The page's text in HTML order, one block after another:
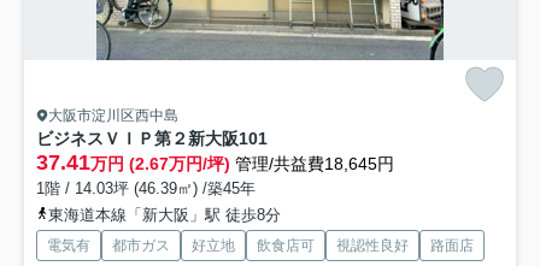
大阪市淀川区西中島
ビジネスＶＩＰ第２新大阪101
37.41万円 (2.67万円/坪) 管理/共益費18,645円
1階 / 14.03坪 (46.39㎡) /築45年
東海道本線「新大阪」駅 徒歩8分
電気有 都市ガス 好立地 飲食店可 視認性良好 路面店